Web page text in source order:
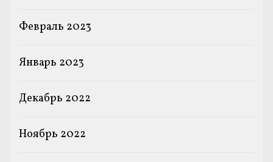
Февраль 2023
Январь 2023
Декабрь 2022
Ноябрь 2022